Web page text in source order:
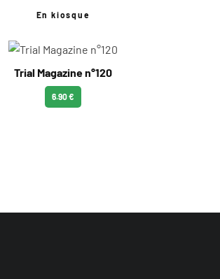
En kiosque
Trial Magazine n°120
6.90 €